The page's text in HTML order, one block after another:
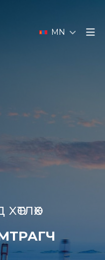
MN